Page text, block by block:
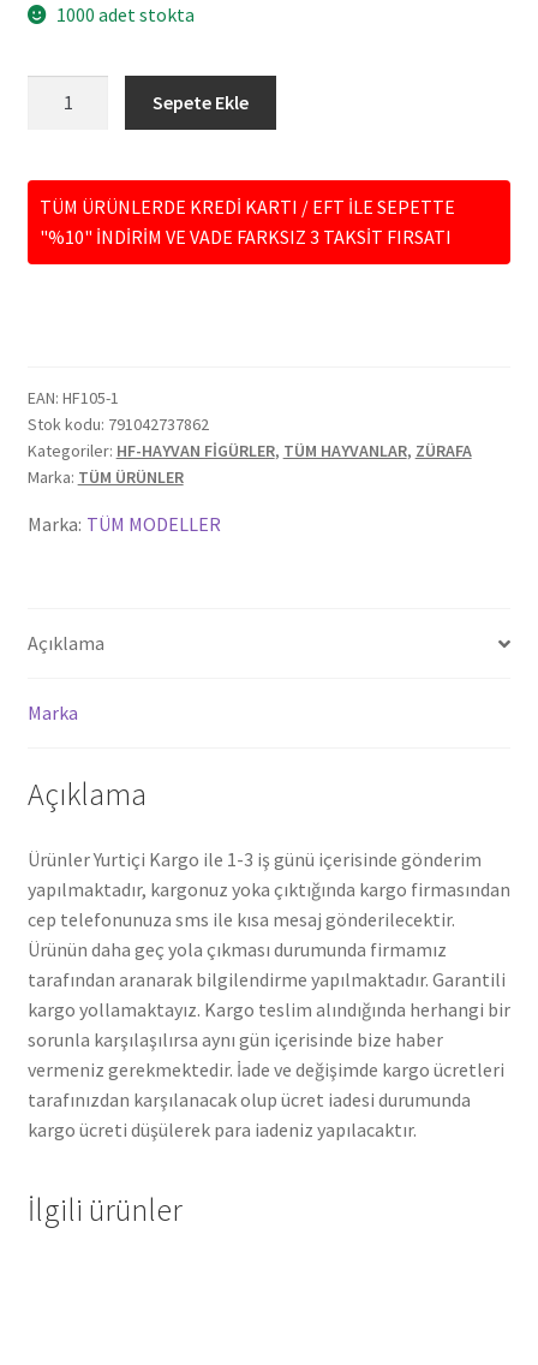
1000 adet stokta
ZÜRAFA
GOLD
adet
Sepete Ekle
TÜM ÜRÜNLERDE KREDİ KARTI / EFT İLE SEPETTE
"%10" İNDİRİM VE VADE FARKSIZ 3 TAKSİT FIRSATI
EAN: HF105-1
Stok kodu: 791042737862
Kategoriler: HF-HAYVAN FİGÜRLER, TÜM HAYVANLAR, ZÜRAFA
Marka: TÜM ÜRÜNLER
Marka: TÜM MODELLER
Açıklama
Marka
Açıklama
Ürünler Yurtiçi Kargo ile 1-3 iş günü içerisinde gönderim
yapılmaktadır, kargonuz yoka çıktığında kargo firmasından
cep telefonunuza sms ile kısa mesaj gönderilecektir.
Ürünün daha geç yola çıkması durumunda firmamız
tarafından aranarak bilgilendirme yapılmaktadır. Garantili
kargo yollamaktayız. Kargo teslim alındığında herhangi bir
sorunla karşılaşılırsa aynı gün içerisinde bize haber
vermeniz gerekmektedir. İade ve değişimde kargo ücretleri
tarafınızdan karşılanacak olup ücret iadesi durumunda
kargo ücreti düşülerek para iadeniz yapılacaktır.
İlgili ürünler